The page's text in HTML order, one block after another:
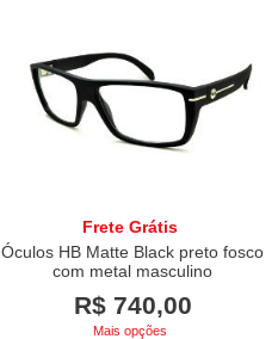
Frete Grátis
Óculos HB Matte Black preto fosco
com metal masculino
R$ 740,00
Mais opções